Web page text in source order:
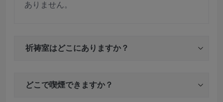
ありません。
祈祷室はどこにありますか？
どこで喫煙できますか？